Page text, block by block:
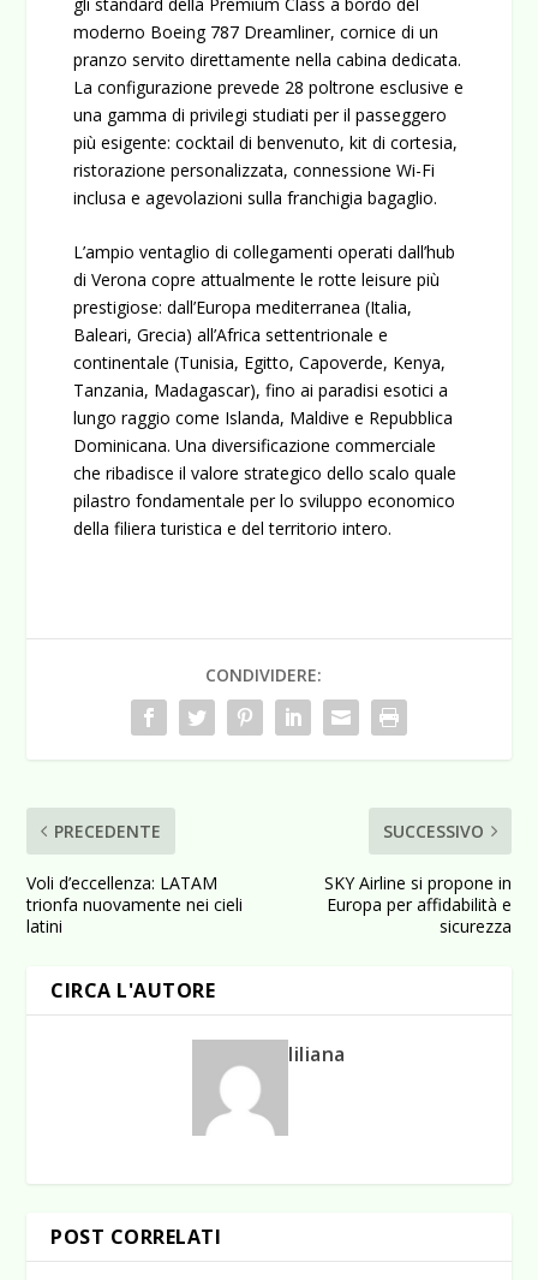
moderno Boeing 787 Dreamliner, cornice di un
pranzo servito direttamente nella cabina dedicata.
La configurazione prevede 28 poltrone esclusive e
una gamma di privilegi studiati per il passeggero
più esigente: cocktail di benvenuto, kit di cortesia,
ristorazione personalizzata, connessione Wi-Fi
inclusa e agevolazioni sulla franchigia bagaglio.
L’ampio ventaglio di collegamenti operati dall’hub
di Verona copre attualmente le rotte leisure più
prestigiose: dall’Europa mediterranea (Italia,
Baleari, Grecia) all’Africa settentrionale e
continentale (Tunisia, Egitto, Capoverde, Kenya,
Tanzania, Madagascar), fino ai paradisi esotici a
lungo raggio come Islanda, Maldive e Repubblica
Dominicana. Una diversificazione commerciale
che ribadisce il valore strategico dello scalo quale
pilastro fondamentale per lo sviluppo economico
della filiera turistica e del territorio intero.
CONDIVIDERE:
PRECEDENTE
Voli d’eccellenza: LATAM
trionfa nuovamente nei cieli
latini
SUCCESSIVO
SKY Airline si propone in
Europa per affidabilità e
sicurezza
CIRCA L'AUTORE
liliana
POST CORRELATI